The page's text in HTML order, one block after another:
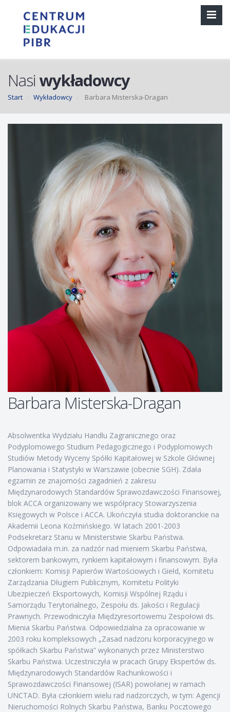
Nasi wykładowcy
Start Wykładowcy Barbara Misterska-Dragan
Barbara Misterska-Dragan
Absolwentka Wydziału Handlu Zagranicznego oraz
Podyplomowego Studium Pedagogicznego i Podyplomowych
Studiów Metody Wyceny Spółki Kapitałowej w Szkole Głównej
Planowania i Statystyki w Warszawie (obecnie SGH). Zdała
egzamin ze znajomości zagadnień z zakresu
Międzynarodowych Standardów Sprawozdawczości Finansowej,
blok ACCA organizowany we współpracy Stowarzyszenia
Księgowych w Polsce i ACCA. Ukończyła studia doktoranckie na
Akademii Leona Koźmińskiego. W latach 2001-2003
Podsekretarz Stanu w Ministerstwie Skarbu Państwa.
Odpowiadała m.in. za nadzór nad mieniem Skarbu Państwa,
sektorem bankowym, rynkiem kapitałowym i finansowym. Była
członkiem: Komisji Papierów Wartościowych i Giełd, Komitetu
Zarządzania Długiem Publicznym, Komitetu Polityki
Ubezpieczeń Eksportowych, Komisji Wspólnej Rządu i
Samorządu Terytorialnego, Zespołu ds. Jakości i Regulacji
Prawnych. Przewodniczyła Międzyresortowemu Zespołowi ds.
Mienia Skarbu Państwa. Odpowiedzialna za opracowanie w
2003 roku kompleksowych „Zasad nadzoru korporacyjnego w
spółkach Skarbu Państwa” wykonanych przez Ministerstwo
Skarbu Państwa. Uczestniczyła w pracach Grupy Ekspertów ds.
Międzynarodowych Standardów Rachunkowości i
Sprawozdawczości Finansowej (ISAR) powołanej w ramach
UNCTAD. Była członkiem wielu rad nadzorczych, w tym: Agencji
Nieruchomości Rolnych Skarbu Państwa, Banku Pocztowego